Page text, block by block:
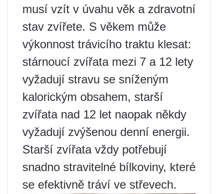
musí vzít v úvahu věk a zdravotní
stav zvířete. S věkem může
výkonnost trávicího traktu klesat:
stárnoucí zvířata mezi 7 a 12 lety
vyžadují stravu se sníženým
kalorickým obsahem, starší
zvířata nad 12 let naopak někdy
vyžadují zvýšenou denní energii.
Starší zvířata vždy potřebují
snadno stravitelné bílkoviny, které
se efektivně tráví ve střevech.